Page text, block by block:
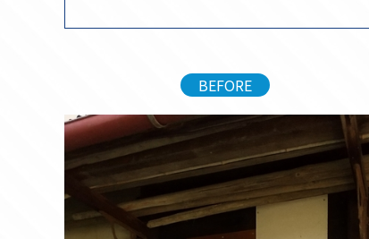
BEFORE